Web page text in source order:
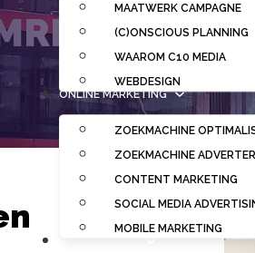
MAATWERK CAMPAGNE
(C)ONSCIOUS PLANNING
WAAROM C10 MEDIA
WEBDESIGN
ONLINE MARKETING
ZOEKMACHINE
ZOEKMACHINE
CONTENT MARKETING
SOCIAL MEDIA
MOBILE MARKETING